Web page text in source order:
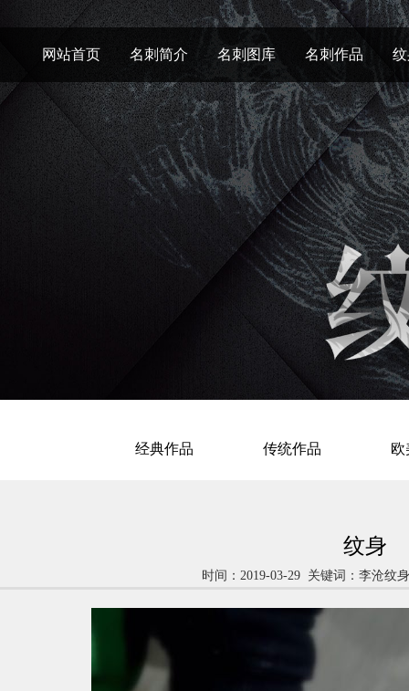
网站首页 名刺简介 名刺图库 名刺作品
经典作品 传统作品 欧
纹身
时间：2019-03-29 关键词：李沧纹